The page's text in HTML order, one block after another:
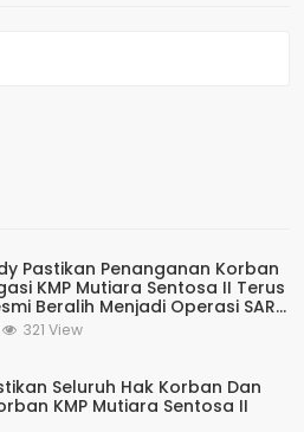
Pastikan Penanganan Korban
KMP Mutiara Sentosa II Terus
Beralih Menjadi Operasi SAR
321 View
Seluruh Hak Korban Dan
KMP Mutiara Sentosa II